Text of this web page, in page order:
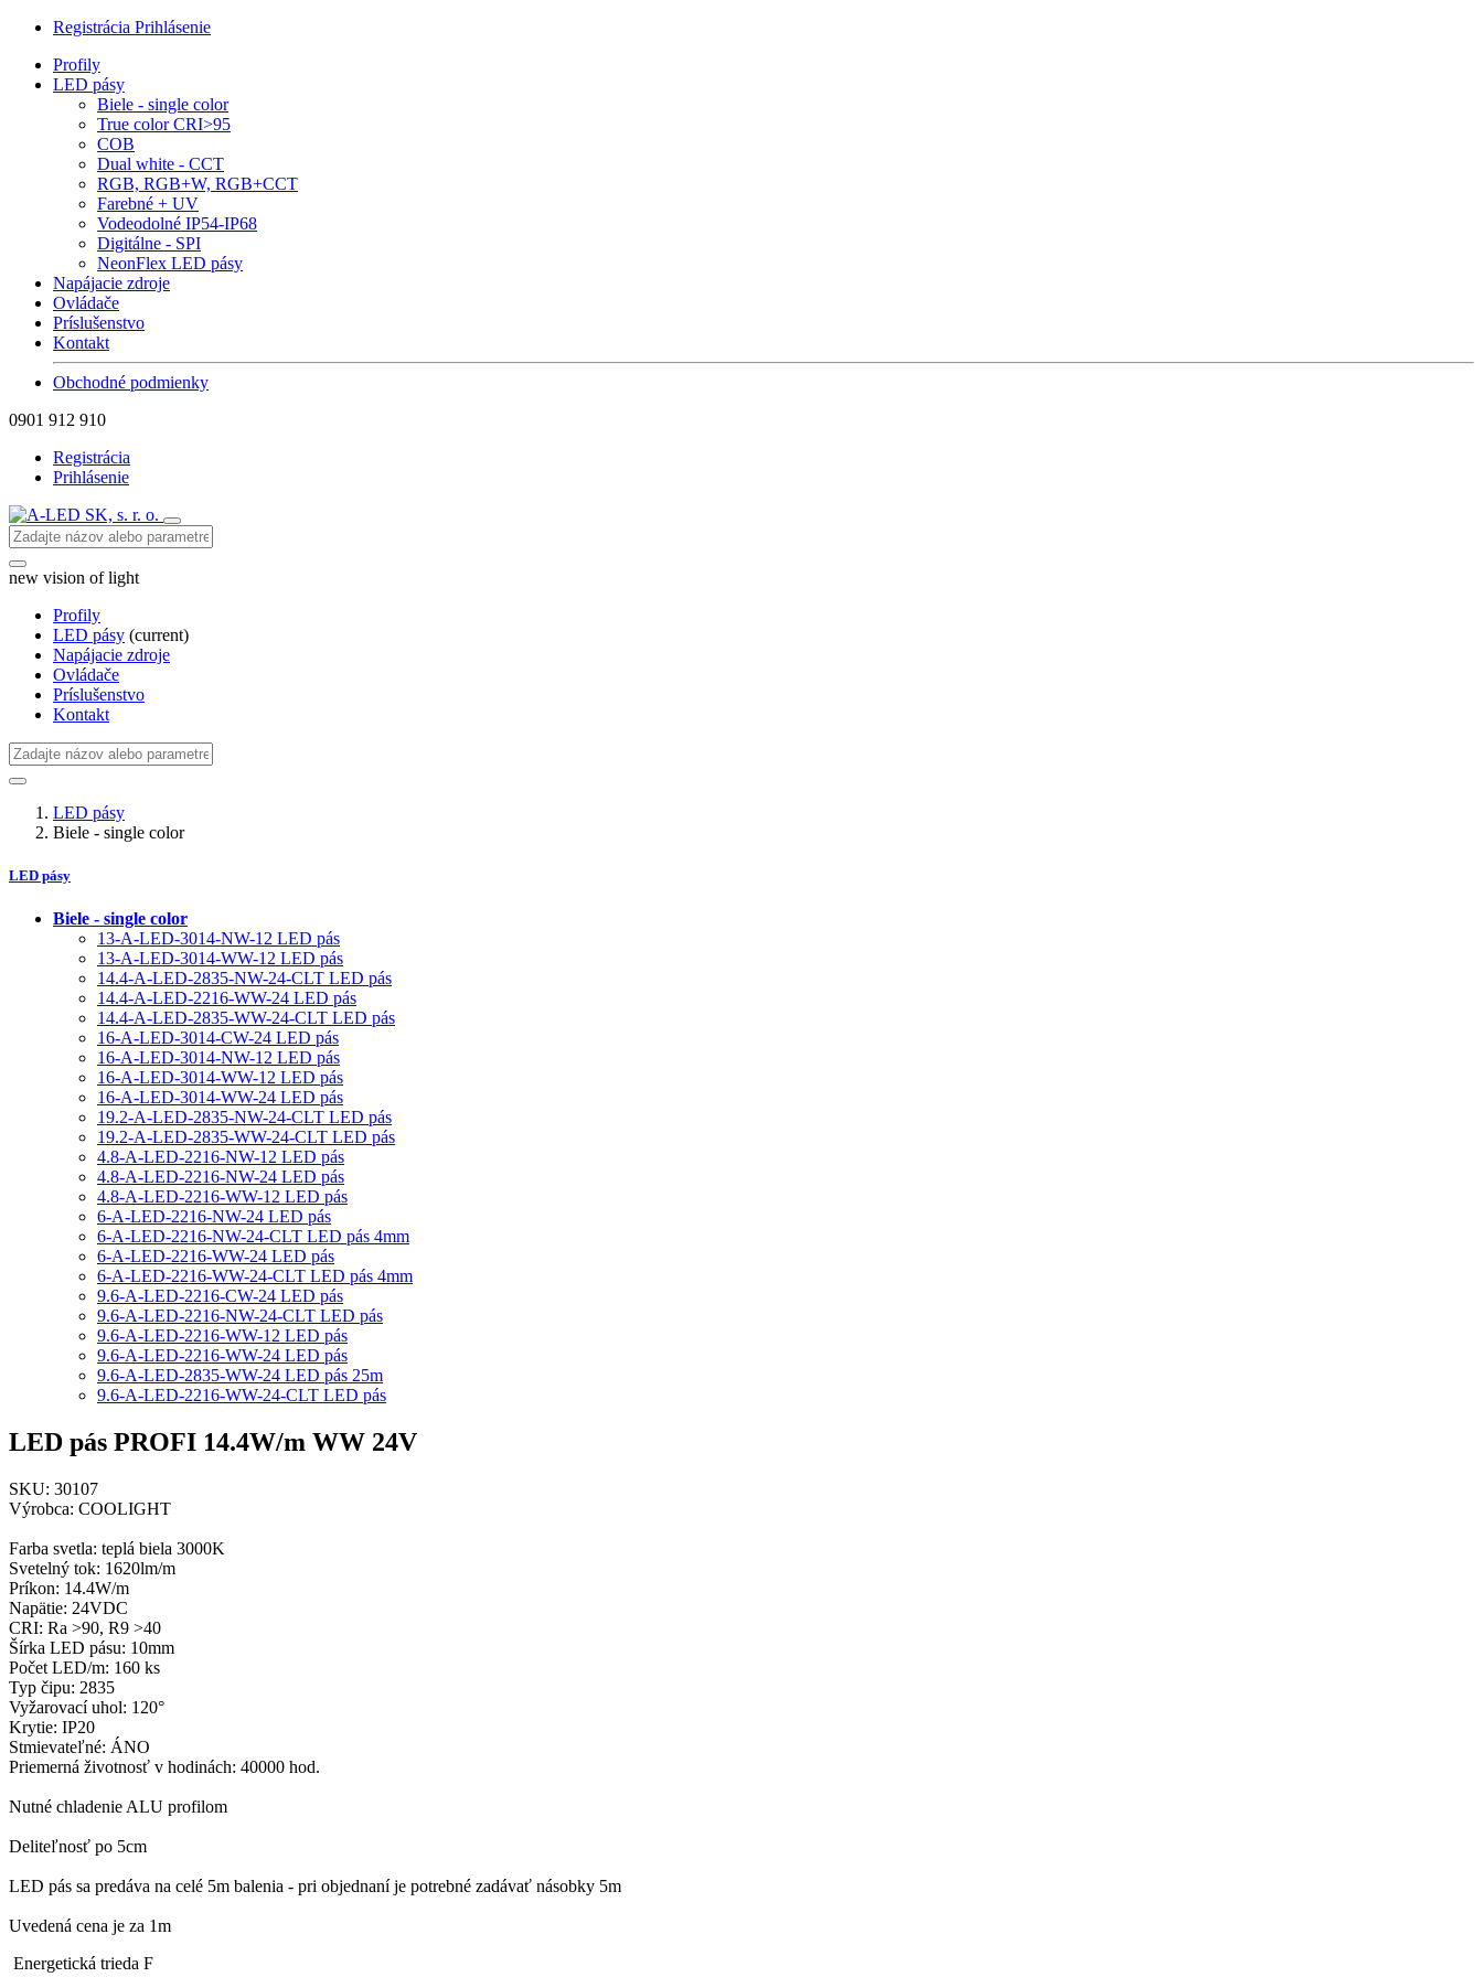
Registrácia Prihlásenie
Profily
LED pásy
Biele - single color
True color CRI>95
COB
Dual white - CCT
RGB, RGB+W, RGB+CCT
Farebné + UV
Vodeodolné IP54-IP68
Digitálne - SPI
NeonFlex LED pásy
Napájacie zdroje
Ovládače
Príslušenstvo
Kontakt
Obchodné podmienky
0901 912 910
Registrácia
Prihlásenie
new vision of light
Profily
LED pásy (current)
Napájacie zdroje
Ovládače
Príslušenstvo
Kontakt
LED pásy
Biele - single color
LED pásy
Biele - single color
13-A-LED-3014-NW-12 LED pás
13-A-LED-3014-WW-12 LED pás
14.4-A-LED-2835-NW-24-CLT LED pás
14.4-A-LED-2216-WW-24 LED pás
14.4-A-LED-2835-WW-24-CLT LED pás
16-A-LED-3014-CW-24 LED pás
16-A-LED-3014-NW-12 LED pás
16-A-LED-3014-WW-12 LED pás
16-A-LED-3014-WW-24 LED pás
19.2-A-LED-2835-NW-24-CLT LED pás
19.2-A-LED-2835-WW-24-CLT LED pás
4.8-A-LED-2216-NW-12 LED pás
4.8-A-LED-2216-NW-24 LED pás
4.8-A-LED-2216-WW-12 LED pás
6-A-LED-2216-NW-24 LED pás
6-A-LED-2216-NW-24-CLT LED pás 4mm
6-A-LED-2216-WW-24 LED pás
6-A-LED-2216-WW-24-CLT LED pás 4mm
9.6-A-LED-2216-CW-24 LED pás
9.6-A-LED-2216-NW-24-CLT LED pás
9.6-A-LED-2216-WW-12 LED pás
9.6-A-LED-2216-WW-24 LED pás
9.6-A-LED-2835-WW-24 LED pás 25m
9.6-A-LED-2216-WW-24-CLT LED pás
LED pás PROFI 14.4W/m WW 24V
SKU: 30107
Výrobca: COOLIGHT
Farba svetla: teplá biela 3000K
Svetelný tok: 1620lm/m
Príkon: 14.4W/m
Napätie: 24VDC
CRI: Ra >90, R9 >40
Šírka LED pásu: 10mm
Počet LED/m: 160 ks
Typ čipu: 2835
Vyžarovací uhol: 120°
Krytie: IP20
Stmievateľné: ÁNO
Priemerná životnosť v hodinách: 40000 hod.
Nutné chladenie ALU profilom
Deliteľnosť po 5cm
LED pás sa predáva na celé 5m balenia - pri objednaní je potrebné zadávať násobky 5m
Uvedená cena je za 1m
Energetická trieda F